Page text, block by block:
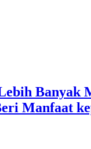
Banyak
Manfaat